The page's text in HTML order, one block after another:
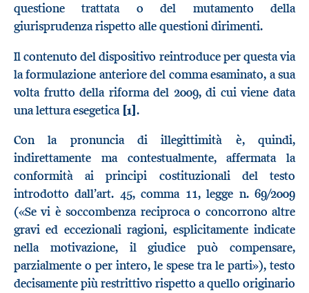
questione trattata o del mutamento della
giurisprudenza rispetto alle questioni dirimenti.
Il contenuto del dispositivo reintroduce per questa via
la formulazione anteriore del comma esaminato, a sua
volta frutto della riforma del 2009, di cui viene data
una lettura esegetica [1].
Con la pronuncia di illegittimità è, quindi,
indirettamente ma contestualmente, affermata la
conformità ai principi costituzionali del testo
introdotto dall’art. 45, comma 11, legge n. 69/2009
(«Se vi è soccombenza reciproca o concorrono altre
gravi ed eccezionali ragioni, esplicitamente indicate
nella motivazione, il giudice può compensare,
parzialmente o per intero, le spese tra le parti»), testo
decisamente più restrittivo rispetto a quello originario